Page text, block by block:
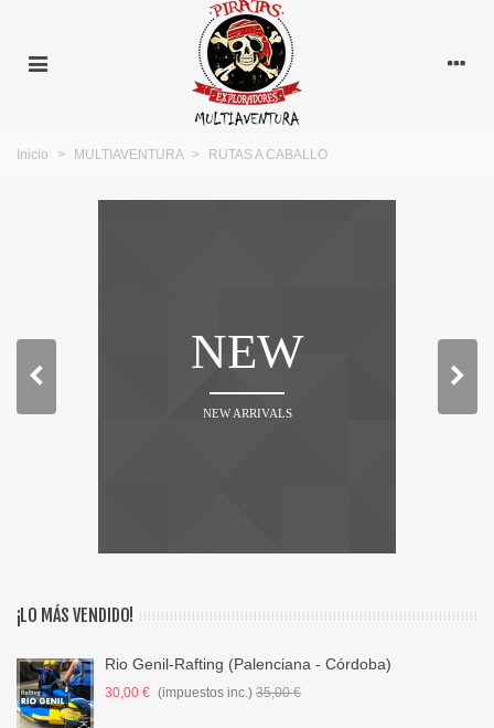
Inicio > MULTIAVENTURA > RUTAS A CABALLO
NEW
NEW ARRIVALS
¡LO MÁS VENDIDO!
Rio Genil-Rafting (Palenciana - Córdoba)
30,00 € (impuestos inc.) 35,00 €